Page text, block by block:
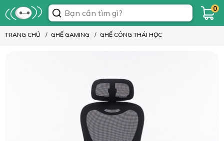
0
TRANG CHỦ GHẾ GAMING GHẾ CÔNG THÁI HỌC